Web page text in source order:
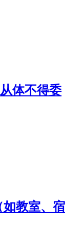
体不得委
如教室、宿